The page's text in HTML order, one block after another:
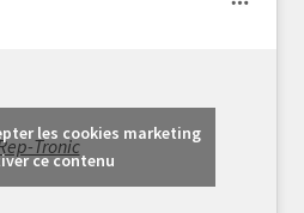
Tronic
les cookies marketing
ce contenu